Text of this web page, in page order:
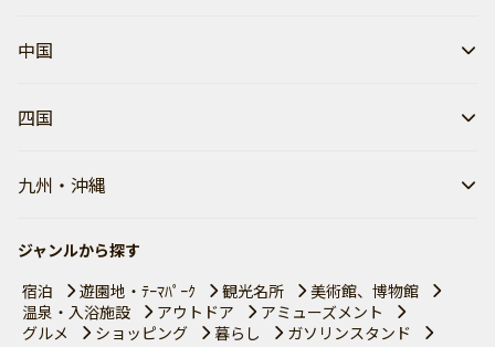
中国
四国
九州・沖縄
ジャンルから探す
宿泊
遊園地・ﾃｰﾏﾊﾟｰｸ 観光名所
美術館、博物館
温泉・入浴施設
アウトドア
アミューズメント
グルメ
ショッピング 暮らし
ガソリンスタンド